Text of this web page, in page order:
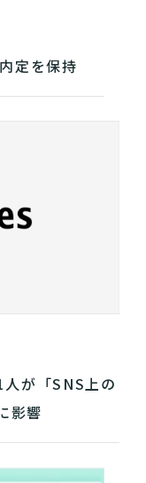
定を保持
が「SNS上の
影響